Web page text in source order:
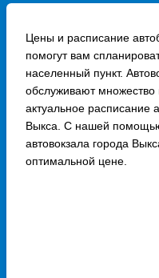
Цены и расписание
помогут вам
населенный пункт.
обслуживают
актуальное расписание
Выкса. С нашей помощью
автовокзала города
оптимальной цене.